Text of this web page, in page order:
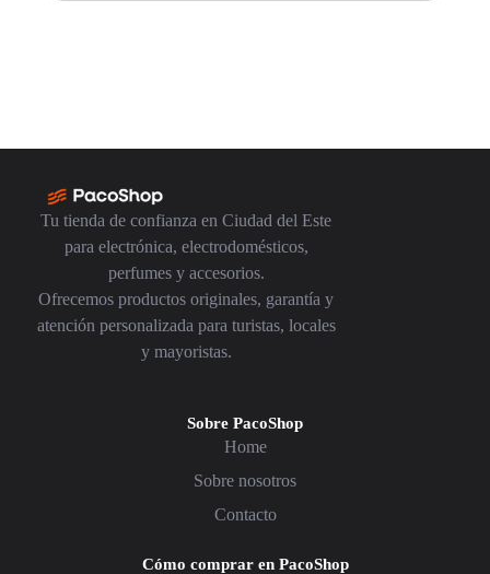
Tu tienda de confianza en Ciudad del Este
para electrónica, electrodomésticos,
perfumes y accesorios.
Ofrecemos productos originales, garantía y
atención personalizada para turistas, locales
y mayoristas.
Sobre PacoShop
Home
Sobre nosotros
Contacto
Cómo comprar en PacoShop